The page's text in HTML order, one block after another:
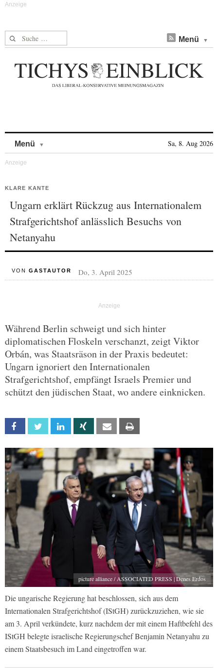
Suche nach: Menü
Menü Sa, 8. Aug 2026
KLARE KANTE
Ungarn erklärt Rückzug aus Internationalem
Strafgerichtshof anlässlich Besuchs von
Netanyahu
VON GASTAUTOR Do, 3. April 2025
Während Berlin schweigt und sich hinter
diplomatischen Floskeln verschanzt, zeigt Viktor
Orbán, was Staatsräson in der Praxis bedeutet:
Ungarn ignoriert den Internationalen
Strafgerichtshof, empfängt Israels Premier und
schützt den jüdischen Staat, wo andere einknicken.
Facebook Twitter Linkedin Xing Email
picture alliance / ASSOCIATED PRESS | Denes Erdos
Die ungarische Regierung hat beschlossen, sich aus dem
Internationalen Strafgerichtshof (IStGH) zurückzuziehen, wie sie
am 3. April verkündete, kurz nachdem der mit einem Haftbefehl des
IStGH belegte israelische Regierungschef Benjamin Netanyahu zu
einem Staatsbesuch im Land eingetroffen war.